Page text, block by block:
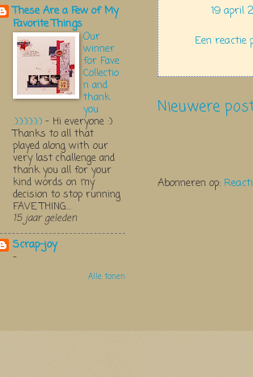
19 april
Een reactie
Nieuwere
Abonneren op:
These Are a Few of My
Favorite Things
Our
winner
for Fave
Collectio
n and
thank
you
:):):):):):) - Hi everyone :)
Thanks to all that
played along with our
very last challenge and
thank you all for your
kind words on my
decision to stop running
FAVE THING...
15 jaar geleden
Scrap-joy
-
Alle tonen